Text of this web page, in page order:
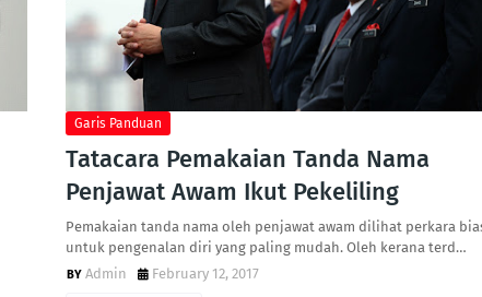
Garis Panduan
Tatacara Pemakaian Tanda Nama
Penjawat Awam Ikut Pekeliling
Pemakaian tanda nama oleh penjawat awam dilihat perkara
untuk pengenalan diri yang paling mudah. Oleh kerana terd…
Admin
February 12, 2017